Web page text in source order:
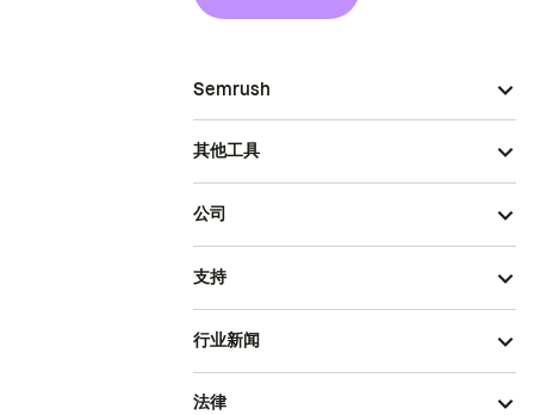
Semrush
其他工具
公司
支持
行业新闻
法律